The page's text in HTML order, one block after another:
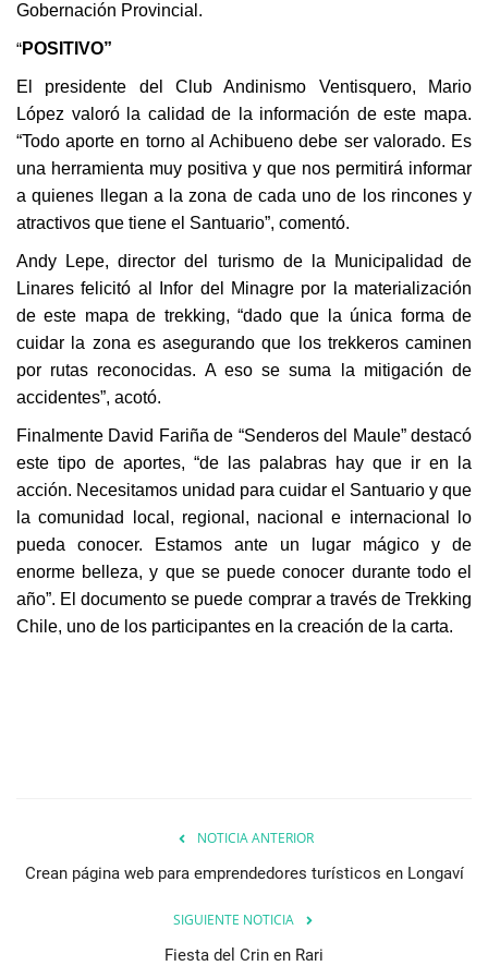
Gobernación Provincial.
“POSITIVO”
El presidente del Club Andinismo Ventisquero, Mario
López valoró la calidad de la información de este mapa.
“Todo aporte en torno al Achibueno debe ser valorado. Es
una herramienta muy positiva y que nos permitirá informar
a quienes llegan a la zona de cada uno de los rincones y
atractivos que tiene el Santuario”, comentó.
Andy Lepe, director del turismo de la Municipalidad de
Linares felicitó al Infor del Minagre por la materialización
de este mapa de trekking, “dado que la única forma de
cuidar la zona es asegurando que los trekkeros caminen
por rutas reconocidas. A eso se suma la mitigación de
accidentes”, acotó.
Finalmente David Fariña de “Senderos del Maule” destacó
este tipo de aportes, “de las palabras hay que ir en la
acción. Necesitamos unidad para cuidar el Santuario y que
la comunidad local, regional, nacional e internacional lo
pueda conocer. Estamos ante un lugar mágico y de
enorme belleza, y que se puede conocer durante todo el
año”. El documento se puede comprar a través de Trekking
Chile, uno de los participantes en la creación de la carta.
NOTICIA ANTERIOR
Crean página web para emprendedores turísticos en Longaví
SIGUIENTE NOTICIA
Fiesta del Crin en Rari